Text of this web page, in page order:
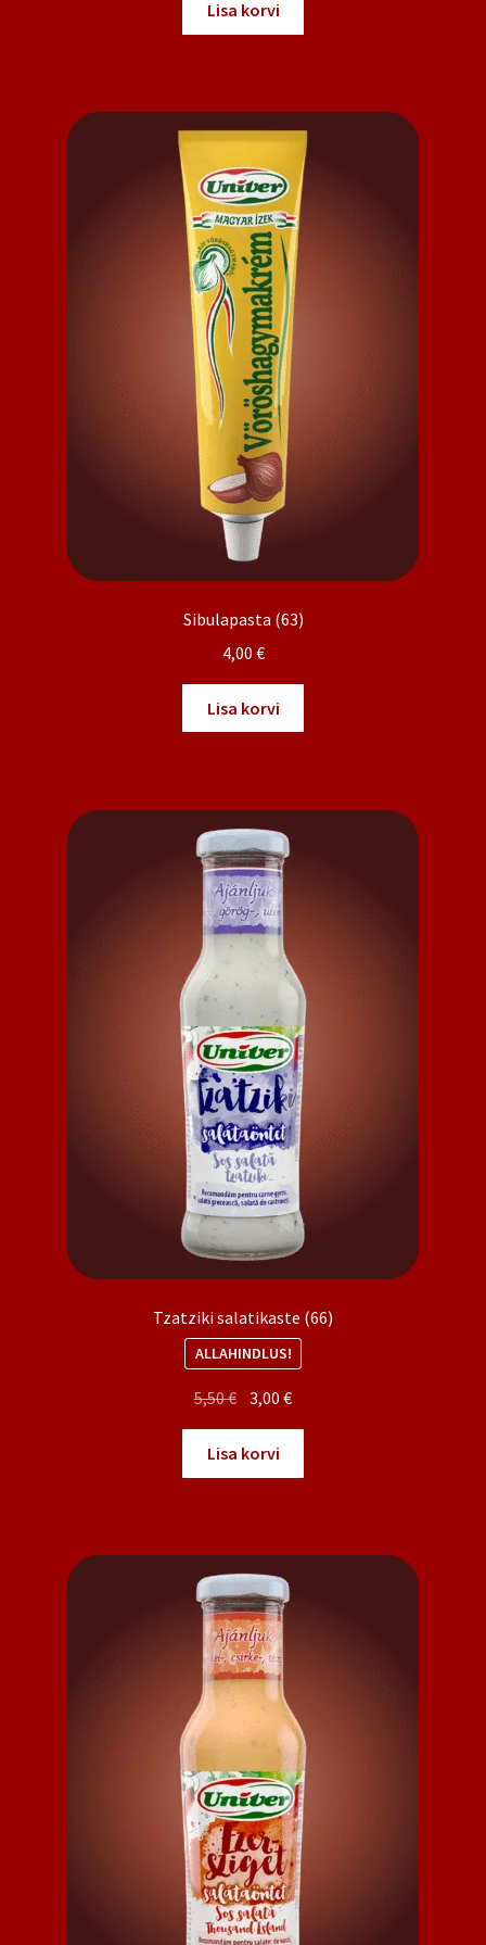
Lisa korvi
Sibulapasta (63)
4,00 €
Lisa korvi
Tzatziki salatikaste (66)
ALLAHINDLUS!
5,50€ Algne
hind
oli:
5,50 €.
3,00€Praegune
hind
3,00 €.
Lisa korvi